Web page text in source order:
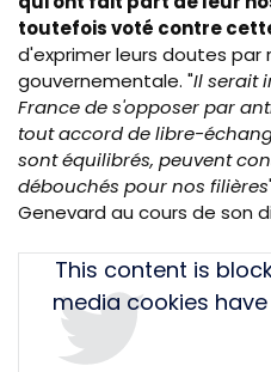
toutefois voté contre
d'exprimer leurs doutes
gouvernementale. "Il serait
France de s'opposer par
tout accord de libre-
sont équilibrés, peuvent
débouchés pour nos filières
Genevard au cours de son
TweetThis content is
media cookies